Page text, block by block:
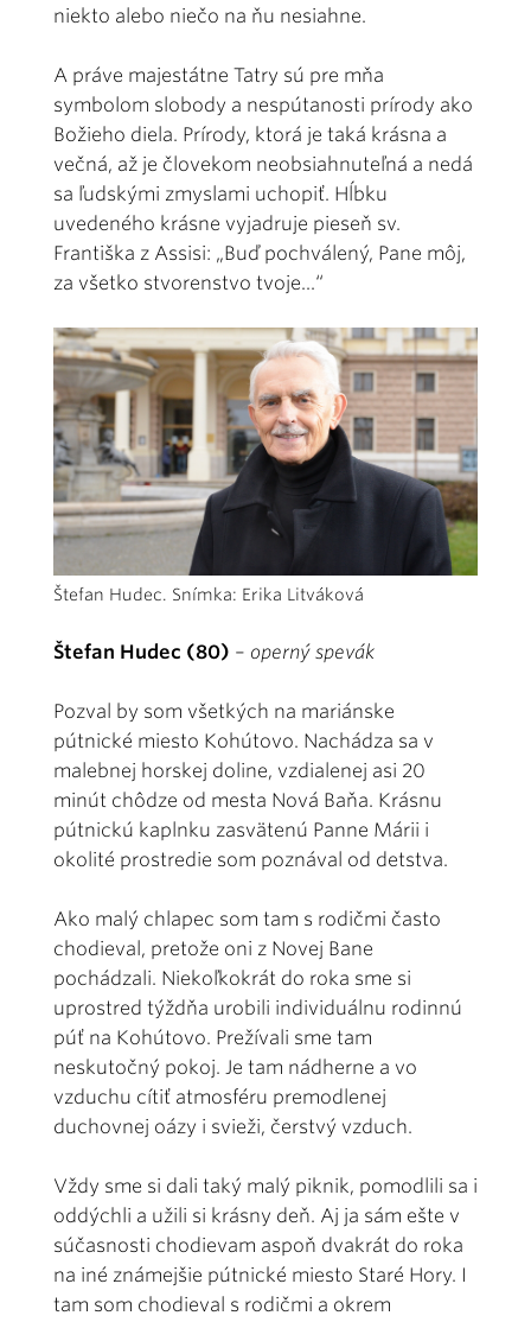
niekto alebo niečo na ňu nesiahne.
A práve majestátne Tatry sú pre mňa
symbolom slobody a nespútanosti prírody ako
Božieho diela. Prírody, ktorá je taká krásna a
večná, až je človekom neobsiahnuteľná a nedá
sa ľudskými zmyslami uchopiť. Hĺbku
uvedeného krásne vyjadruje pieseň sv.
Františka z Assisi: „Buď pochválený, Pane môj,
za všetko stvorenstvo tvoje...“
Štefan Hudec. Snímka: Erika Litváková
Štefan Hudec (80) – operný spevák
Pozval by som všetkých na mariánske
pútnické miesto Kohútovo. Nachádza sa v
malebnej horskej doline, vzdialenej asi 20
minút chôdze od mesta Nová Baňa. Krásnu
pútnickú kaplnku zasvätenú Panne Márii i
okolité prostredie som poznával od detstva.
Ako malý chlapec som tam s rodičmi často
chodieval, pretože oni z Novej Bane
pochádzali. Niekoľkokrát do roka sme si
uprostred týždňa urobili individuálnu rodinnú
púť na Kohútovo. Prežívali sme tam
neskutočný pokoj. Je tam nádherne a vo
vzduchu cítiť atmosféru premodlenej
duchovnej oázy i svieži, čerstvý vzduch.
Vždy sme si dali taký malý piknik, pomodlili sa i
oddýchli a užili si krásny deň. Aj ja sám ešte v
súčasnosti chodievam aspoň dvakrát do roka
na iné známejšie pútnické miesto Staré Hory. I
tam som chodieval s rodičmi a okrem